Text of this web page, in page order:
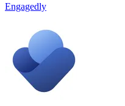
Engagedly